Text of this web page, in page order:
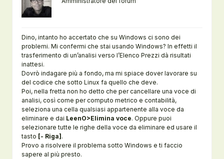
Dino, intanto ho accertato che su Windows ci sono dei
problemi. Mi confermi che stai usando Windows? In effetti il
trasferimento di un’analisi verso l’Elenco Prezzi dà risultati
inattesi.
Dovrò indagare più a fondo, ma mi spiace dover lavorare su
del codice che sotto Linux fa quello che deve.
Poi, nella fretta non ho detto che per cancellare una voce di
analisi, così come per computo metrico e contabilità,
seleziona una cella qualsiasi appartenente alla voce da
eliminare e dai LeenO>Elimina voce. Oppure puoi
selezionare tutte le righe della voce da eliminare ed usare il
tasto [- Riga] .
Provo a risolvere il problema sotto Windows e ti faccio
sapere al più presto.